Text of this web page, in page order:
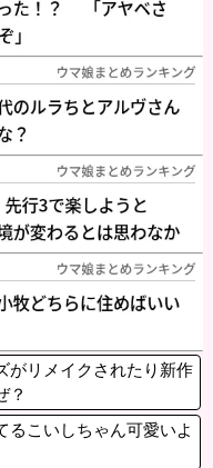
がリメイクされたり新作
？
るこいしちゃん可愛いよ